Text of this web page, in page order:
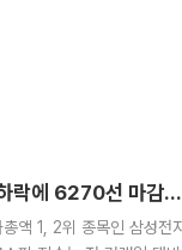
락에 6270선 마감…
액 1, 2위 종목인 삼성